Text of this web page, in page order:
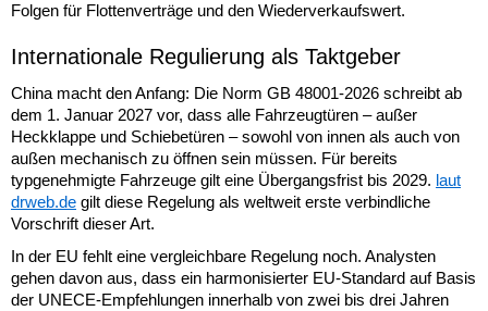
Folgen für Flottenverträge und den Wiederverkaufswert.
Internationale Regulierung als Taktgeber
China macht den Anfang: Die Norm GB 48001-2026 schreibt ab
dem 1. Januar 2027 vor, dass alle Fahrzeugtüren – außer
Heckklappe und Schiebetüren – sowohl von innen als auch von
außen mechanisch zu öffnen sein müssen. Für bereits
typgenehmigte Fahrzeuge gilt eine Übergangsfrist bis 2029. laut
drweb.de gilt diese Regelung als weltweit erste verbindliche
Vorschrift dieser Art.
In der EU fehlt eine vergleichbare Regelung noch. Analysten
gehen davon aus, dass ein harmonisierter EU-Standard auf Basis
der UNECE-Empfehlungen innerhalb von zwei bis drei Jahren